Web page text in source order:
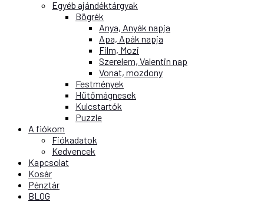
Egyéb ajándéktárgyak
Bögrék
Anya, Anyák napja
Apa, Apák napja
Film, Mozi
Szerelem, Valentin nap
Vonat, mozdony
Festmények
Hűtőmágnesek
Kulcstartók
Puzzle
A fiókom
Fiókadatok
Kedvencek
Kapcsolat
Kosár
Pénztár
BLOG